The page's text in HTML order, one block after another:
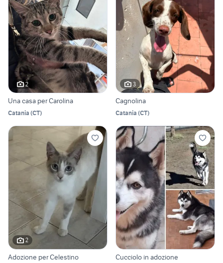
2
Una casa per Carolina
Catania (CT)
3
Cagnolina
Catania (CT)
2
Adozione per Celestino Cucciolo in adozione